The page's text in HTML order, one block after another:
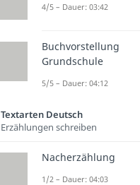
„EinSchiff
,
ist sicher
dafür ist es
—
John
4/5 – Dauer: 03:42
Buchvorstellung
Grundschule
5/5 – Dauer: 04:12
Textarten Deutsch
Erzählungen schreiben
Nacherzählung
1/2 – Dauer: 04:03